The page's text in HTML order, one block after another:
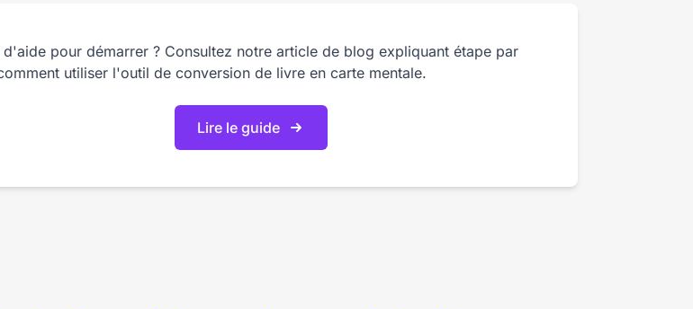
d'aide pour démarrer ? Consultez notre article de blog expliquant étape par
utiliser l'outil de conversion de livre en carte mentale.
Lire le guide